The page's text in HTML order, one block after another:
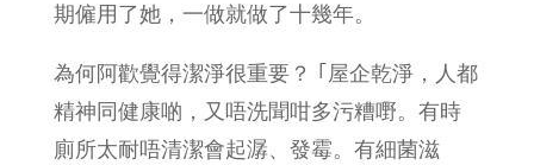
期僱用了她，一做就做了十幾年。
為何阿歡覺得潔淨很重要？ ｢屋企乾淨，人都
精神同健康啲，又唔洗聞咁多污糟嘢。有時
廁所太耐唔清潔會起潺、發霉。有細菌滋